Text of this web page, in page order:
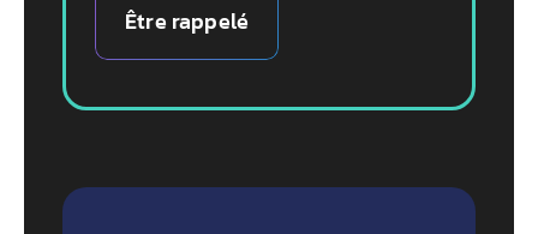
Être rappelé